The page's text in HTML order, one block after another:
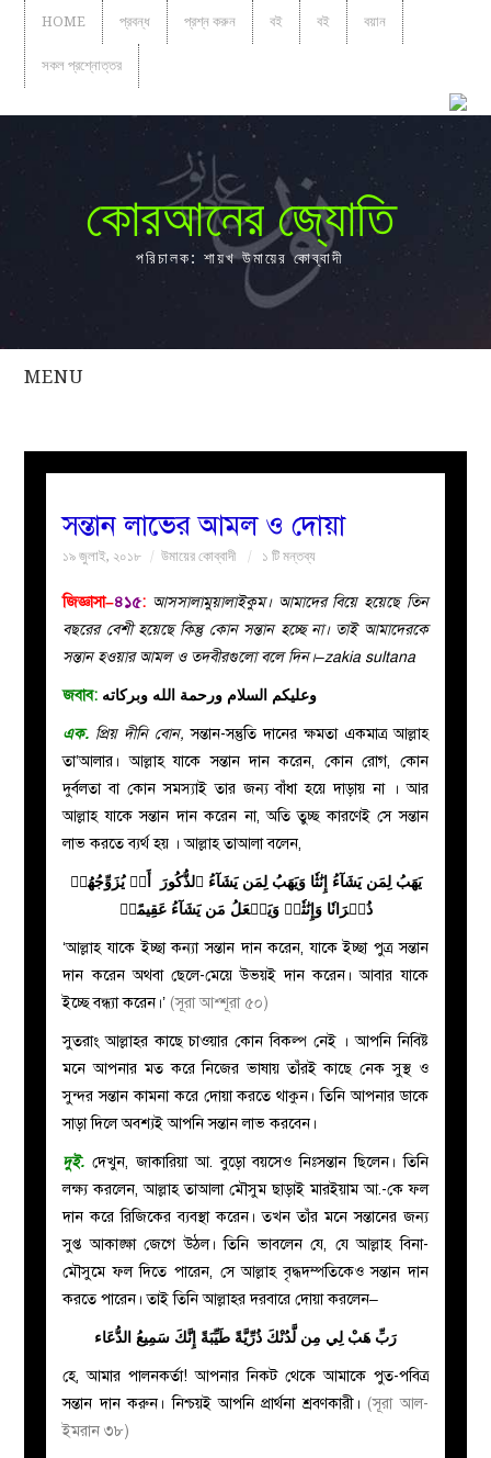
HOME প্রবন্ধ প্রশ্ন করুন বই বই বয়ান
সকল প্রশ্নোত্তর
কোরআনের জ্যোতি
পরিচালক: শায়খ উমায়ের কোব্বাদী
MENU
সকল
নারীদের
পাতা
মজলিস
প্রশ্ন
করুন
সন্তান লাভের আমল ও দোয়া
১৯ জুলাই, ২০১৮ উমায়ের কোব্বাদী ১ টি মন্তব্য
জিজ্ঞাসা–৪১৫: আসসালামুয়ালাইকুম। আমাদের বিয়ে হয়েছে তিন
বছরের বেশী হয়েছে কিন্তু কোন সন্তান হচ্ছে না। তাই আমাদেরকে
সন্তান হওয়ার আমল ও তদবীরগুলো বলে দিন।–zakia sultana
জবাব: وعليكم السلام ورحمة الله وبركاته
এক. প্রিয় দীনি বোন, সন্তান-সন্তুতি দানের ক্ষমতা একমাত্র আল্লাহ
তা’আলার। আল্লাহ যাকে সন্তান দান করেন, কোন রোগ, কোন
দুর্বলতা বা কোন সমস্যাই তার জন্য বাঁধা হয়ে দাড়ায় না । আর
আল্লাহ যাকে সন্তান দান করেন না, অতি তুচ্ছ কারণেই সে সন্তান
লাভ করতে ব্যর্থ হয় । আল্লাহ তাআলা বলেন,
يَهَبُ لِمَن يَشَآءُ إِنَٰثٗا وَيَهَبُ لِمَن يَشَآءُ ٱلذُّكُورَ أَوۡ يُزَوِّجُهُمۡ
ذُكۡرَانٗا وَإِنَٰثٗاۖ وَيَجۡعَلُ مَن يَشَآءُ عَقِيمًاۚ
‘আল্লাহ যাকে ইচ্ছা কন্যা সন্তান দান করেন, যাকে ইচ্ছা পুত্র সন্তান
দান করেন অথবা ছেলে-মেয়ে উভয়ই দান করেন। আবার যাকে
ইচ্ছে বন্ধ্যা করেন।’ (সূরা আশ্শূরা ৫০)
সুতরাং আল্লাহর কাছে চাওয়ার কোন বিকল্প নেই । আপনি নিবিষ্ট
মনে আপনার মত করে নিজের ভাষায় তাঁরই কাছে নেক সুস্থ ও
সুন্দর সন্তান কামনা করে দোয়া করতে থাকুন। তিনি আপনার ডাকে
সাড়া দিলে অবশ্যই আপনি সন্তান লাভ করবেন।
দুই. দেখুন, জাকারিয়া আ. বুড়ো বয়সেওনিঃসন্তান ছিলেন। তিনি
লক্ষ্য করলেন, আল্লাহ তাআলা মৌসুম ছাড়াই মারইয়াম আ.-কে ফল
দান করে রিজিকের ব্যবস্থা করেন। তখন তাঁর মনে সন্তানের জন্য
সুপ্ত আকাঙ্ক্ষা জেগে উঠল। তিনি ভাবলেন যে, যে আল্লাহ বিনা-
মৌসুমে ফল দিতে পারেন, সে আল্লাহ বৃদ্ধদম্পতিকেও সন্তান দান
করতে পারেন। তাই তিনি আল্লাহর দরবারে দোয়া করলেন–
رَبِّ هَبْ لِي مِن لَّدُنْكَ ذُرِّيَّةً طَيِّبَةً إِنَّكَ سَمِيعُ الدُّعَاء
হে, আমার পালনকর্তা! আপনার নিকট থেকে আমাকে পুত-পবিত্র
সন্তান দান করুন। নিশ্চয়ই আপনি প্রার্থনা শ্রবণকারী। (সূরা আল-
ইমরান ৩৮)